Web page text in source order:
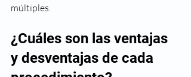
múltiples.
¿Cuáles son las ventajas
y desventajas de cada